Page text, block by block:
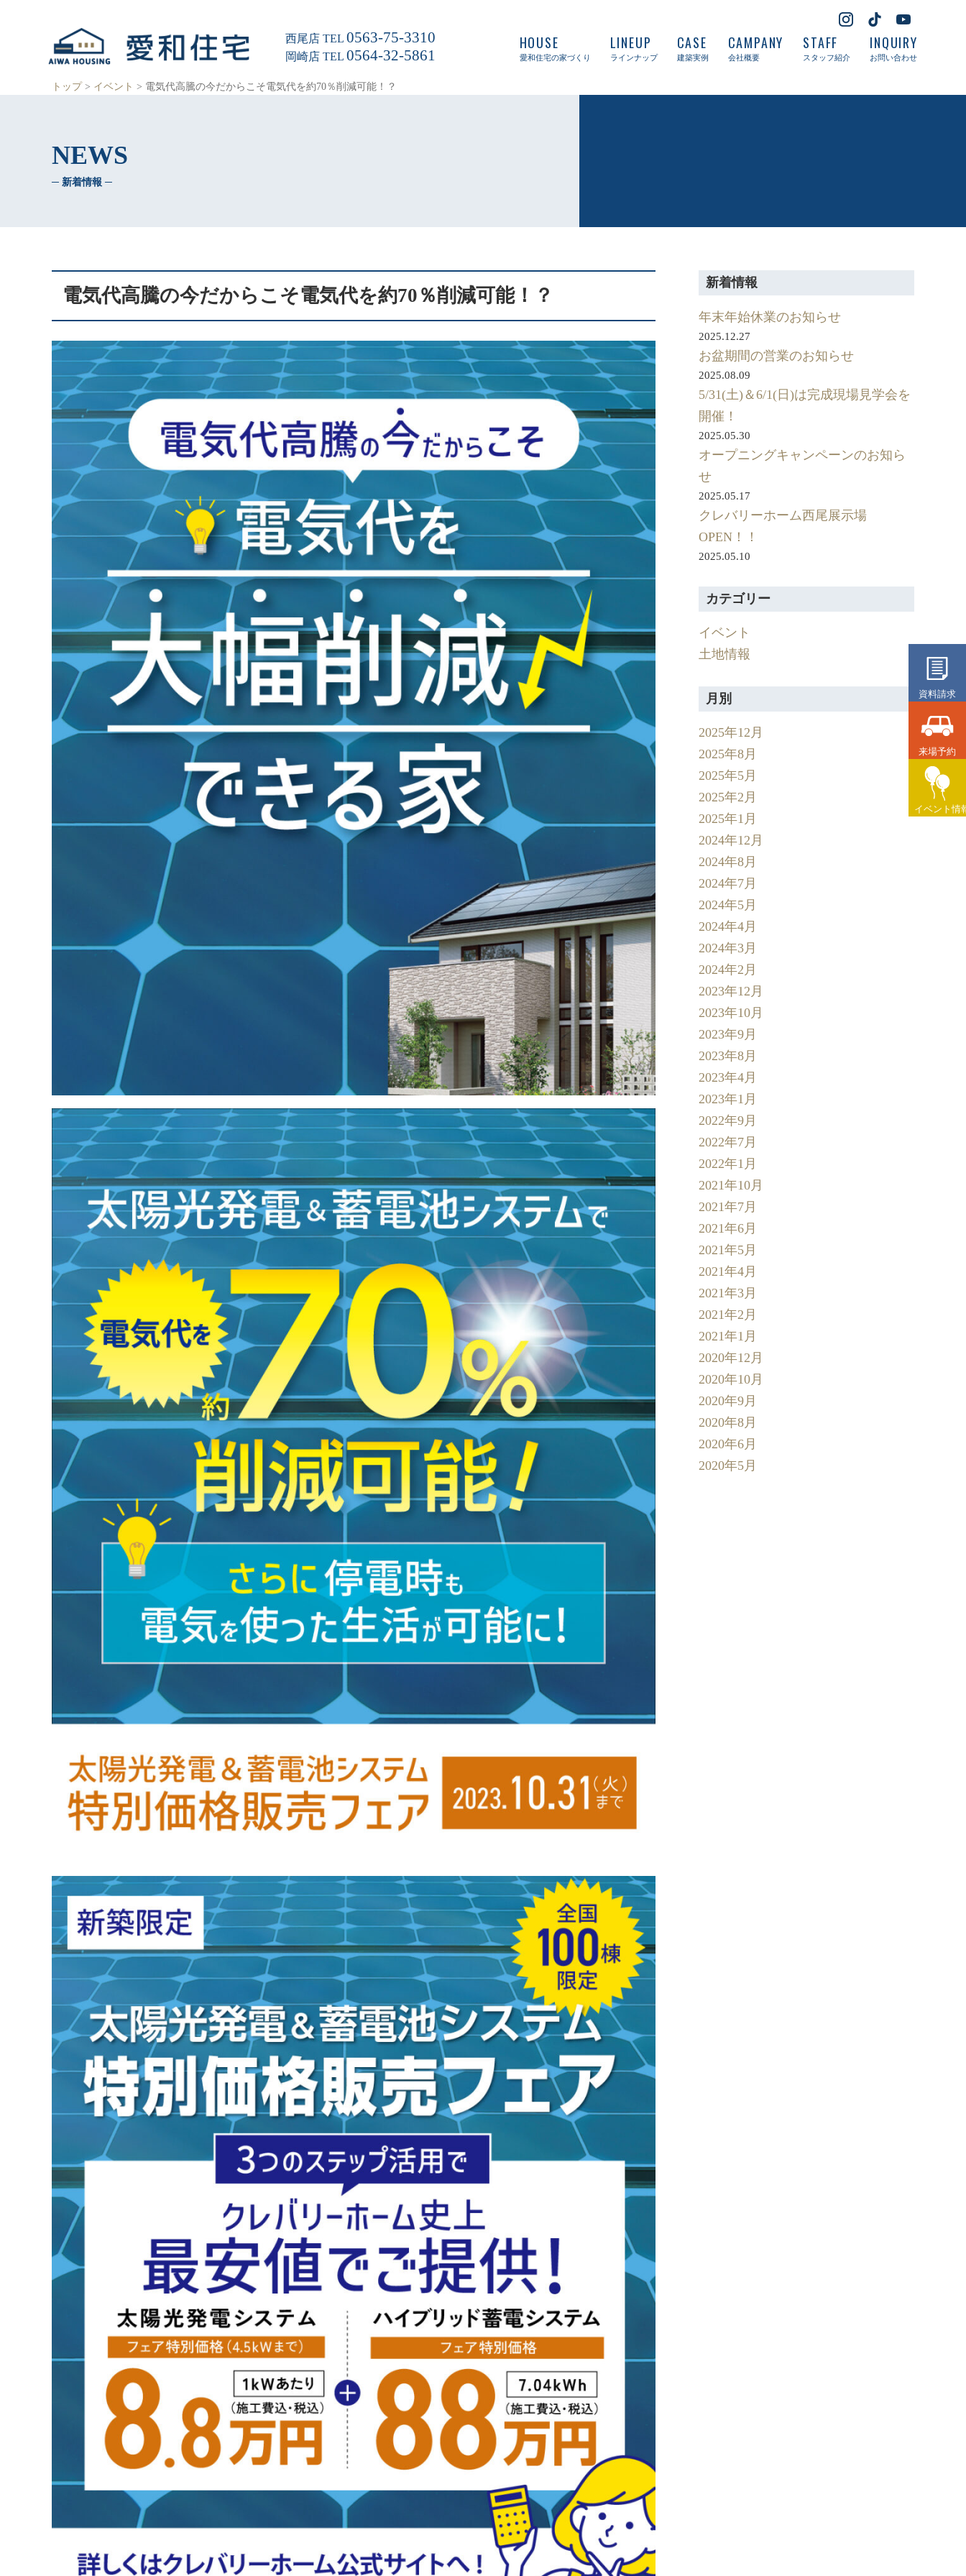
岡
ク
西尾店 TEL0563-75-3310
岡崎店 TEL0564-32-5861
HOUSE
愛和住宅の家づくり
LINEUP
ラインナップ
CASE
建築実例
CAMPANY
会社概要
STAFF
スタッフ紹介
INQUIRY
お問い合わせ
トップ > イベント > 電気代高騰の今だからこそ電気代を約70％削減可能！？
NEWS
─ 新着情報 ─
電気代高騰の今だからこそ電気代を約70％削減可能！？
新着情報
年末年始休業のお知らせ
2025.12.27
お盆期間の営業のお知らせ
2025.08.09
5/31(土)＆6/1(日)は完成現場見学会を
開催！
2025.05.30
オープニングキャンペーンのお知ら
せ
2025.05.17
クレバリーホーム西尾展示場
OPEN！！
2025.05.10
カテゴリー
イベント
土地情報
月別
2025年12月
2025年8月
2025年5月
2025年2月
2025年1月
2024年12月
2024年8月
2024年7月
2024年5月
2024年4月
2024年3月
2024年2月
2023年12月
2023年10月
2023年9月
2023年8月
2023年4月
2023年1月
2022年9月
2022年7月
2022年1月
2021年10月
2021年7月
2021年6月
2021年5月
2021年4月
2021年3月
2021年2月
2021年1月
2020年12月
2020年10月
2020年9月
2020年8月
2020年6月
2020年5月
資料請求
来場予約
イベント情